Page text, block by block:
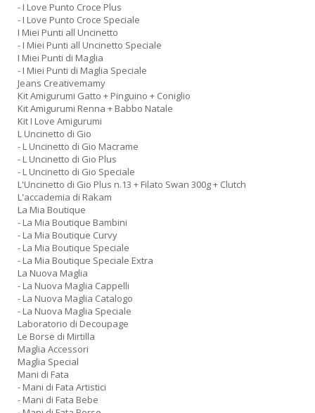
- I Love Punto Croce Plus
- I Love Punto Croce Speciale
I Miei Punti all Uncinetto
- I Miei Punti all Uncinetto Speciale
I Miei Punti di Maglia
- I Miei Punti di Maglia Speciale
Jeans Creativemamy
Kit Amigurumi Gatto + Pinguino + Coniglio
Kit Amigurumi Renna + Babbo Natale
Kit I Love Amigurumi
L Uncinetto di Gio
- L Uncinetto di Gio Macrame
- L Uncinetto di Gio Plus
- L Uncinetto di Gio Speciale
L'Uncinetto di Gio Plus n.13 + Filato Swan 300g + Clutch
L'accademia di Rakam
La Mia Boutique
- La Mia Boutique Bambini
- La Mia Boutique Curvy
- La Mia Boutique Speciale
- La Mia Boutique Speciale Extra
La Nuova Maglia
- La Nuova Maglia Cappelli
- La Nuova Maglia Catalogo
- La Nuova Maglia Speciale
Laboratorio di Decoupage
Le Borse di Mirtilla
Maglia Accessori
Maglia Special
Mani di Fata
- Mani di Fata Artistici
- Mani di Fata Bebe